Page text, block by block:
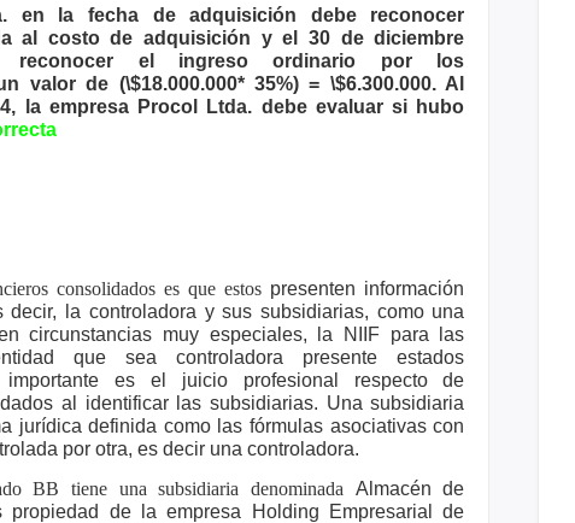
en la fecha de adquisición debe reconocer
al costo de adquisición y el 30 de diciembre
el ingreso ordinario por los
valor de (\$18.000.000* 35%) = \$6.300.000. Al
la empresa Procol Ltda. debe evaluar si hubo
consolidados es que estos presenten información
decir, la controladora y sus subsidiarias, como una
circunstancias muy especiales, la NIIF para las
que sea controladora presente estados
importante es el juicio profesional respecto de
al identificar las subsidiarias. Unasubsidiaria
jurídica definida como lasfórmulas asociativas con
por otra, es decir una controladora.
BB tiene una subsidiaria denominada Almacén de
de la empresa
Holding Empresarial de